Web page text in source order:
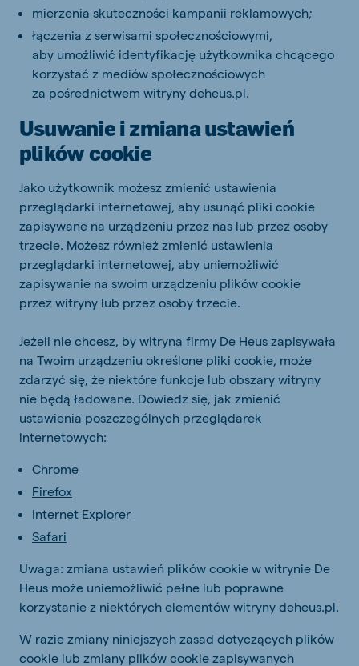
mierzenia skuteczności kampanii reklamowych;
łączenia z serwisami społecznościowymi,
aby umożliwić identyfikację użytkownika chcącego
korzystać z mediów społecznościowych
za pośrednictwem witryny deheus.pl.
Usuwanie i zmiana ustawień
plików cookie
Jako użytkownik możesz zmienić ustawienia
przeglądarki internetowej, aby usunąć pliki cookie
zapisywane na urządzeniu przez nas lub przez osoby
trzecie. Możesz również zmienić ustawienia
przeglądarki internetowej, aby uniemożliwić
zapisywanie na swoim urządzeniu plików cookie
przez witryny lub przez osoby trzecie.
Jeżeli nie chcesz, by witryna firmy De Heus zapisywała
na Twoim urządzeniu określone pliki cookie, może
zdarzyć się, że niektóre funkcje lub obszary witryny
nie będą ładowane. Dowiedz się, jak zmienić
ustawienia poszczególnych przeglądarek
internetowych:
Chrome
Firefox
Internet Explorer
Safari
Uwaga: zmiana ustawień plików cookie w witrynie De
Heus może uniemożliwić pełne lub poprawne
korzystanie z niektórych elementów witryny deheus.pl.
W razie zmiany niniejszych zasad dotyczących plików
cookie lub zmiany plików cookie zapisywanych